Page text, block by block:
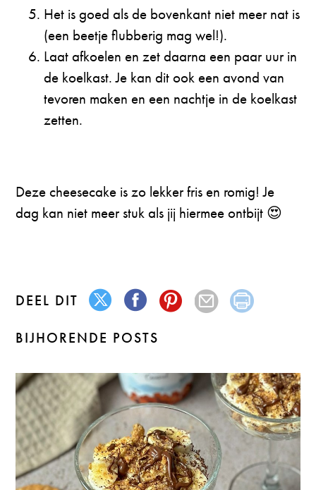
Het is goed als de bovenkant niet meer nat is
(een beetje flubberig mag wel!).
Laat afkoelen en zet daarna een paar uur in
de koelkast. Je kan dit ook een avond van
tevoren maken en een nachtje in de koelkast
zetten.
Deze cheesecake is zo lekker fris en romig! Je
dag kan niet meer stuk als jij hiermee ontbijt 😍
DEEL DIT
BIJHORENDE POSTS